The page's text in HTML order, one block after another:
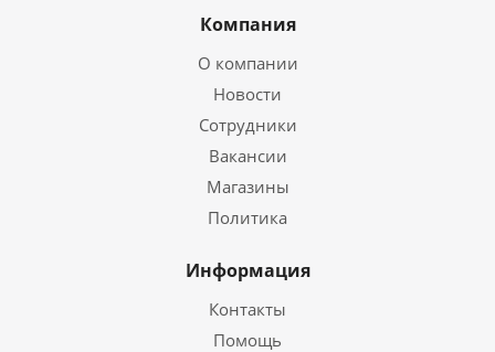
Компания
О компании
Новости
Сотрудники
Вакансии
Магазины
Политика
Информация
Контакты
Помощь